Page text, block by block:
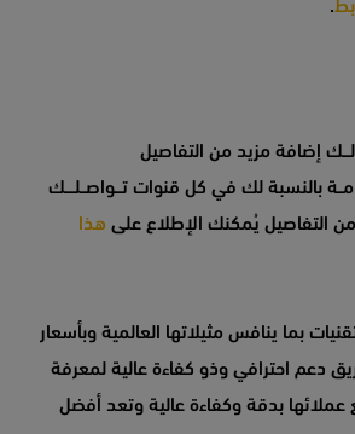
إضافة مزيد من التفاصيل
بالنسبة لك في كل قنوات تـــواصــلــــك
من التفاصيل يُمكنك الإطلاع على هذا
بما ينافس مثيلاتها العالمية وبأسعار
دعم احترافي وذو كفاءة عالية لمعرفة
عملائها بدقة وكفاءة عالية وتعد أفضل